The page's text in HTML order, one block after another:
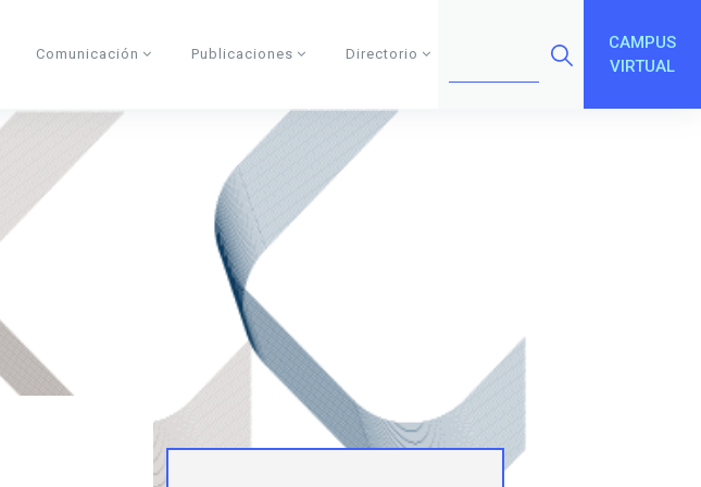
Comunicación Publicaciones Directorio
CAMPUS
VIRTUAL